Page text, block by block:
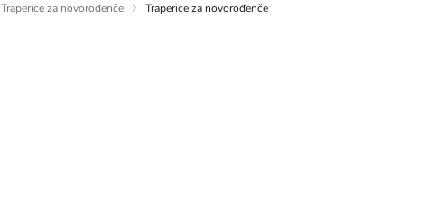
Traperice za novorođenče Traperice za novorođenče